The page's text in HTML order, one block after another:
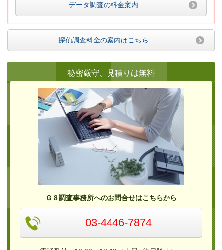
データ調査の料金案内
探偵調査料金の案内はこちら
秘密厳守、見積りは無料
Ｇ８調査事務所へのお問合せはこちらから
03-4446-7874